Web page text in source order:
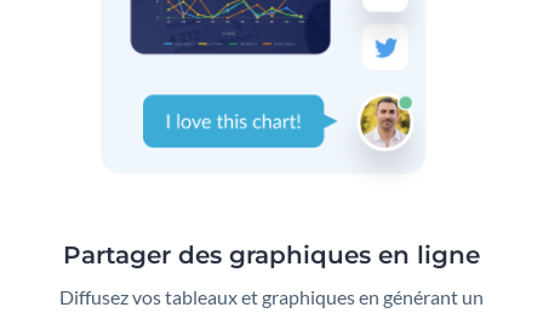
Partager des graphiques en ligne
Diffusez vos tableaux et graphiques en générant un